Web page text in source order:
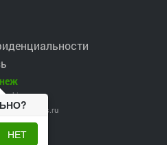
НЕТ
robinzons.ru